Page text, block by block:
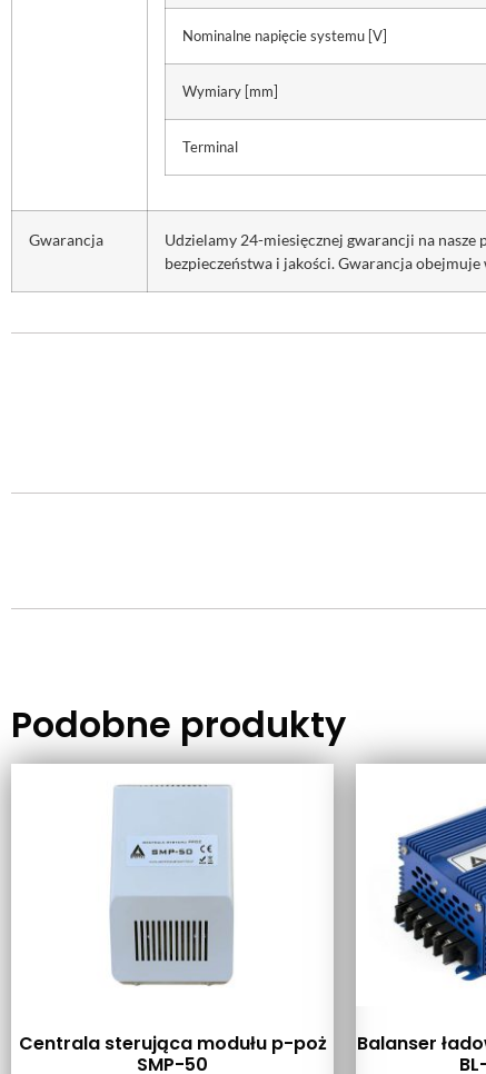
Nominalne napięcie systemu [V]
Wymiary [mm]
Terminal
Gwarancja
Udzielamy 24-miesięcznej gwarancji na
bezpieczeństwa i jakości. Gwarancja
Podobne produkty
Centrala sterująca modułu p-poż
SMP-50
Balanser